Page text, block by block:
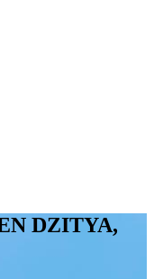
DZITYA,